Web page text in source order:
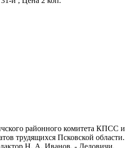
районного комитета КПСС и
трудящихся Псковской области.
Н. А. Иванов. - Дедовичи,